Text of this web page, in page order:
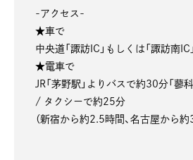
-アクセス-
★車で
中央道「諏訪IC」もしくは「諏訪南
★電車で
JR「茅野駅」よりバスで約30分「蓼
/ タクシーで約25分
（新宿から約2.5時間、名古屋から約